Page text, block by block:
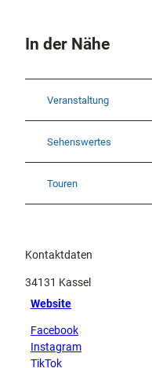
In der Nähe
Veranstaltung
Sehenswertes
Touren
Kontaktdaten
34131 Kassel
Website
Facebook
Instagram
TikTok